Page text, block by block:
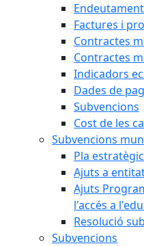
Factures i
Contractes
Contractes
Indicadors
Dades de
Subvencions
Cost de les
Subvencions
Pla
Ajuts a
Ajuts
l'accés a
Resolució
Subvencions